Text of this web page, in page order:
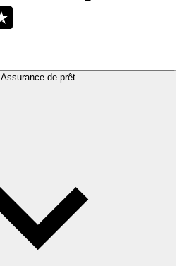
Assurance de prêt